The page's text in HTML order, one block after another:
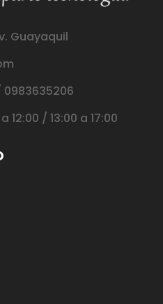
Guayaquil
12:00 / 13:00 a 17:00